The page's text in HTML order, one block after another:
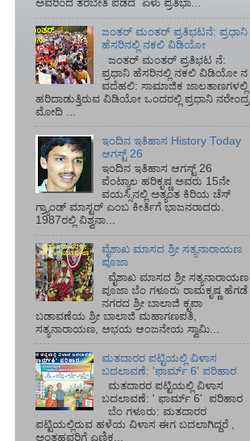
ಅವರಿಂದ ತರಬೇತಿ ಪಡೆದ ಏಳು ಪ್ರತಿಭಾ...
ಜಂತರ್ ಮಂತರ್ ಪ್ರತಿಭಟನೆ: ಪ್ರಧಾನಿ
ಹೆಸರಿನಲ್ಲಿ ನಕಲಿ ವಿಡಿಯೋ
ಜಂತರ್ ಮಂತರ್ ಪ್ರತಿಭಟ ನೆ:
ಪ್ರಧಾನಿ ಹೆಸರಿನಲ್ಲಿ ನಕಲಿ ವಿಡಿಯೋ ನ
ವದೆಹಲಿ: ಸಾಮಾಜಿಕ ಜಾಲತಾಣಗಳಲ್ಲಿ
ಹರಿದಾಡುತ್ತಿರುವ ವಿಡಿಯೋ ಒಂದರಲ್ಲಿ ಪ್ರಧಾನಿ ನರೇಂದ್ರ
ಮೋದಿ ...
ಇಂದಿನ ಇತಿಹಾಸ History Today
ಆಗಸ್ಟ್ 26
ಇಂದಿನ ಇತಿಹಾಸ ಆಗಸ್ಟ್ 26
ಪೆಂಟ್ಯಾಲ ಹರಿಕೃಷ್ಣ ಅವರು 15ನೇ
ವಯಸ್ಸಿನಲ್ಲಿ ಅತ್ಯಂತ ಕಿರಿಯ ಚೆಸ್
ಗ್ರ್ಯಾಂಡ್ ಮಾಸ್ಟರ್ ಎಂಬ ಕೀರ್ತಿಗೆ ಭಾಜನರಾದರು.
1987ರಲ್ಲಿ ವಿಶ್ವನಾ...
ವೈಶಾಖ ಮಾಸದ ಶ್ರೀ ಸತ್ಯನಾರಾಯಣ
ಪೂಜಾ
ವೈಶಾಖ ಮಾಸದ ಶ್ರೀ ಸತ್ಯನಾರಾಯಣ
ಪೂಜಾ ಬೆಂ ಗಳೂರು ರಾಮಕೃಷ್ಣ ಹೆಗಡೆ
ನಗರದ ಶ್ರೀ ಬಾಲಾಜಿ ಕೃಪಾ
ಬಡಾವಣೆಯ ಶ್ರೀ ಬಾಲಾಜಿ ಮಹಾಗಣಪತಿ,
ಸತ್ಯನಾರಾಯಣ, ಅಭಯ ಆಂಜನೇಯ ಸ್ವಾಮಿ...
ಮತದಾರರ ಪಟ್ಟಿಯಲ್ಲಿ ವಿಳಾಸ
ಬದಲಾವಣೆ: 'ಫಾರ್ಮ್ 6' ಪರಿಹಾರ
ಮತದಾರರ ಪಟ್ಟಿಯಲ್ಲಿ ವಿಳಾಸ
ಬದಲಾವಣೆ: ' ಫಾರ್ಮ್ 6' ಪರಿಹಾರ
ಬೆಂ ಗಳೂರು: ಮತದಾರರ
ಪಟ್ಟಿಯಲ್ಲಿರುವ ಹಳೆಯ ವಿಳಾಸ ಈಗ ಬದಲಾಗಿದ್ದರೆ ,
ಅಂತಹವರಿಗೆ ಎಣಿಕ...